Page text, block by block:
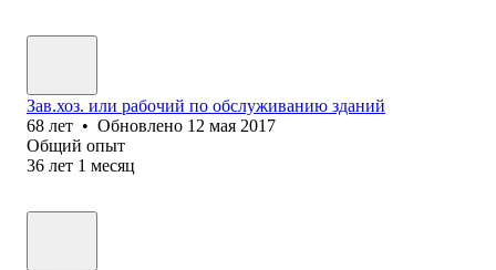
Зав.хоз. или рабочий по обслуживанию зданий
68 лет • Обновлено 12 мая 2017
Общий опыт
36 лет 1 месяц